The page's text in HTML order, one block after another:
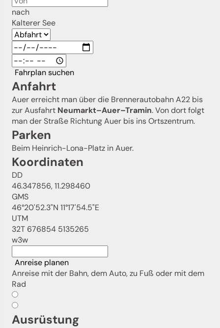
nach
Kalterer See
Fahrplan suchen
Anfahrt
Auer erreicht man über die Brennerautobahn A22 bis
zur Ausfahrt Neumarkt–Auer–Tramin. Von dort folgt
man der Straße Richtung Auer bis ins Ortszentrum.
Parken
Beim Heinrich-Lona-Platz in Auer.
Koordinaten
DD
46.347856, 11.298460
GMS
46°20'52.3"N 11°17'54.5"E
UTM
32T 676854 5135265
w3w
Anreise planen
Anreise mit der Bahn, dem Auto, zu Fuß oder mit dem
Rad
Ausrüstung